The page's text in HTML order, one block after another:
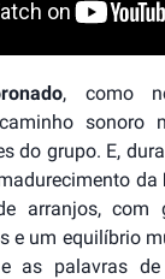
, como
sonoro
do grupo. E,
da
arranjos, com
e um equilíbrio
as palavras de